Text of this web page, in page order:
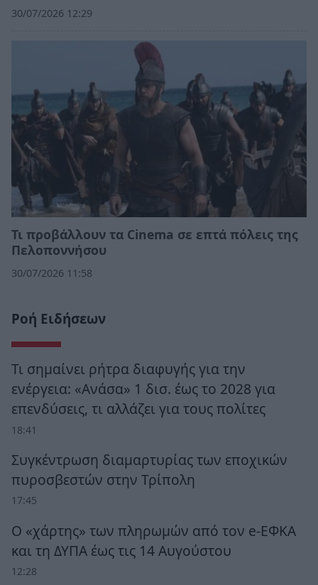
30/07/2026 12:29
Τι προβάλλουν τα Cinema σε επτά πόλεις της
Πελοποννήσου
30/07/2026 11:58
Ροή Ειδήσεων
Τι σημαίνει ρήτρα διαφυγής για την
ενέργεια: «Ανάσα» 1 δισ. έως το 2028 για
επενδύσεις, τι αλλάζει για τους πολίτες
18:41
Συγκέντρωση διαμαρτυρίας των εποχικών
πυροσβεστών στην Τρίπολη
17:45
Ο «χάρτης» των πληρωμών από τον e-ΕΦΚΑ
και τη ΔΥΠΑ έως τις 14 Αυγούστου
12:28